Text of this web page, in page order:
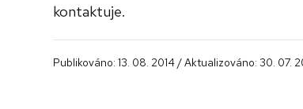
kontaktuje.
Publikováno: 13. 08. 2014 / Aktualizováno: 30. 07.